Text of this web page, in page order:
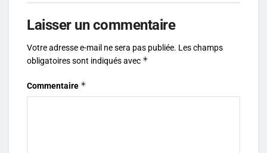
Laisser un commentaire
Votre adresse e-mail ne sera pas publiée. Les champs
obligatoires sont indiqués avec *
Commentaire *